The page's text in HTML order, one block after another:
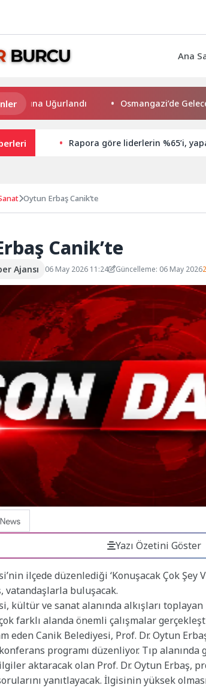
Ana
Uğurlandı Osmangazi’de Geleceğin
Rapora göre liderlerin %65’i,
Oytun Erbaş Canik’te
Canik’te
Ajansı 06 May 2026 11:24 Güncelleme: 06 May 2026
Yazı Özetini Göster
ilçede düzenlediği ‘Konuşacak Çok Şey
vatandaşlarla buluşacak.
kültür ve sanat alanında alkışları
farklı alanda önemli çalışmalar
eden Canik Belediyesi, Prof. Dr. Oytun
programı düzenliyor. Tıp
aktaracak olan Prof. Dr. Oytun Erbaş,
yanıtlayacak. İlgisinin yüksek